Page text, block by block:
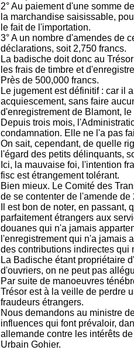
2° Au paiement d'une somme
la marchandise saisissable,
le fait de l'importation.
3° A un nombre d'amendes de
déclarations, soit 2,750 francs.
La badische doit donc au
les frais de timbre et
Près de 500,000 francs.
Le jugement est définitif : car il
acquiescement, sans faire
d'enregistrement de Blamont, le
Depuis trois mois,
condamnation. Elle ne l'a pas
On sait, cependant, de quelle
l'égard des petits délinquants,
Ici, la mauvaise foi, l'intention
fisc est étrangement tolérant.
Bien mieux. Le Comité des
de se contenter de l'amende de
Il est bon de noter, en
parfaitement étrangers aux
douanes qui n'a jamais
l'enregistrement qui n'a jamais
des contributions indirectes qui
La Badische étant propriétaire
d'ouvriers, on ne peut pas
Par suite de manoeuvres
Trésor est à la veille de perdre
fraudeurs étrangers.
Nous demandons au ministre
influences qui font prévaloir,
allemande contre les intérêts
Urbain Gohier.